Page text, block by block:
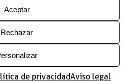
Aceptar
Rechazar
de privacidadAviso legal